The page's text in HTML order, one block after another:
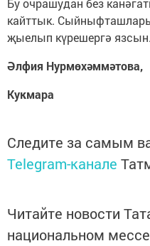
Бу очрашудан без
кайттык.
җыелып күрешергә язсын.
Әлфия Нурмөхәммәтова,
Кукмара
Следите за самым
Telegram-канале
Читайте новости
национальном